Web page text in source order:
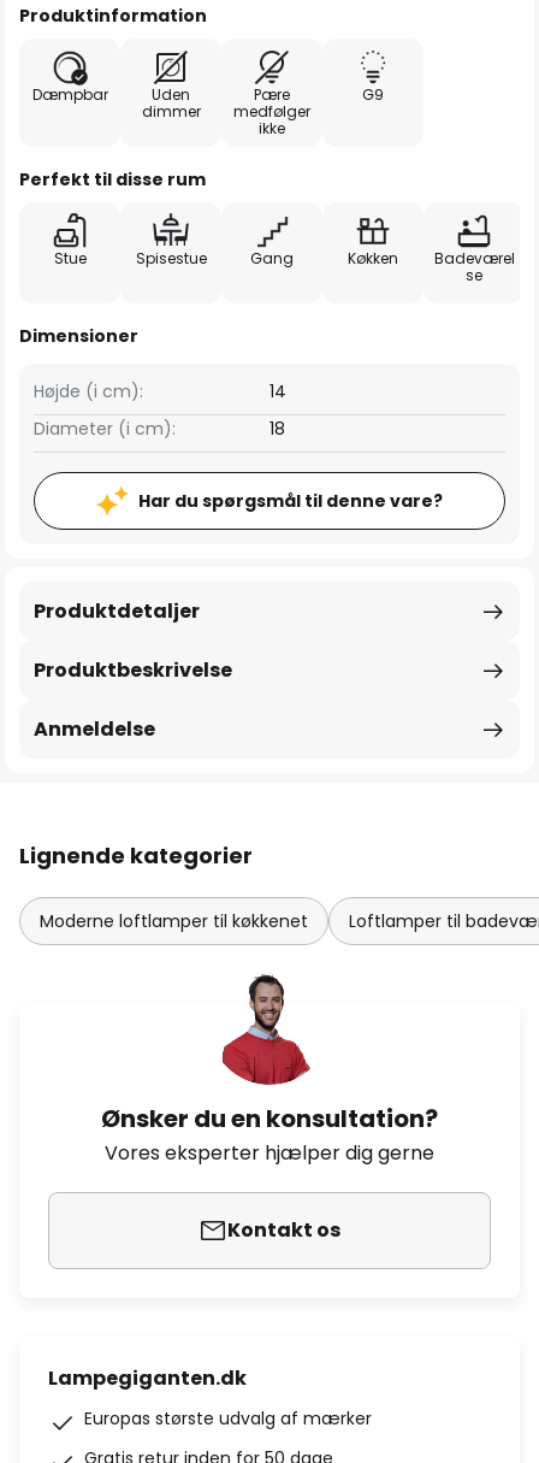
Produktinformation
Dæmpbar
Uden
dimmer
Pære
medfølger
ikke
G9
Perfekt til disse rum
Stue Spisestue Gang Køkken
Badeværel
se
Dimensioner
Højde (i cm):
14
Diameter (i cm):
18
Har du spørgsmål til denne vare?
Produktbeskrivelse
Produktdetaljer
Anmeldelse
Lignende kategorier
Moderne loftlamper til køkkenet Loftlamper til
Ønsker du en konsultation?
Vores eksperter hjælper dig gerne
Kontakt os
Lampegiganten.dk
Europas største udvalg af mærker
Gratis retur inden for 50 dage